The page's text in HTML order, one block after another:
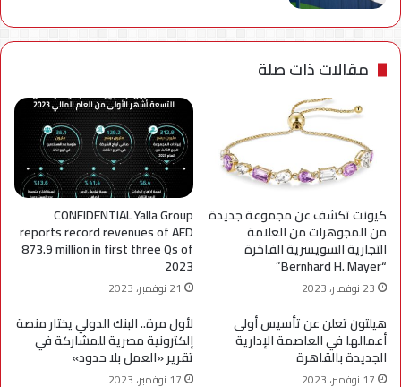
مقالات ذات صلة
كيونت تكشف عن مجموعة جديدة
من المجوهرات من العلامة
التجارية السويسرية الفاخرة
“Bernhard H. Mayer”
23 نوفمبر، 2023
CONFIDENTIAL Yalla Group
reports record revenues of AED
873.9 million in first three Qs of
2023
21 نوفمبر، 2023
هيلتون تعلن عن تأسيس أولى
أعمالها في العاصمة الإدارية
الجديدة بالقاهرة
17 نوفمبر، 2023
لأول مرة.. البنك الدولي يختار منصة
إلكترونية مصرية للمشاركة في
تقرير «العمل بلا حدود»
17 نوفمبر، 2023